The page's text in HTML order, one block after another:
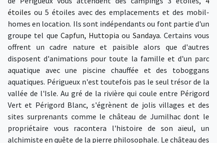
étoiles ou 5 étoiles avec des emplacements et des mobil-
homes en location. Ils sont indépendants ou font partie d'un
groupe tel que Capfun, Huttopia ou Sandaya. Certains vous
offrent un cadre nature et paisible alors que d'autres
disposent d'animations pour toute la famille et d'un parc
aquatique avec une piscine chauffée et des toboggans
aquatiques. Périgueux n'est toutefois pas le seul trésor de la
vallée de l'Isle. Au gré de la rivière qui coule entre Périgord
Vert et Périgord Blanc, s'égrènent de jolis villages et des
sites surprenants comme le château de Jumilhac dont le
propriétaire vous racontera l'histoire de son aïeul, un
alchimiste en quête de la pierre philosophale. Le château des